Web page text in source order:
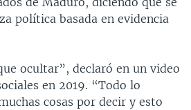
política basada en evidencia
ocultar”, declaró en un video
en 2019. “Todo lo
cosas por decir y esto